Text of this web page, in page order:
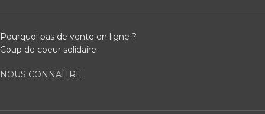
Pourquoi pas de vente en ligne ?
Coup de coeur solidaire
NOUS CONNAÎTRE